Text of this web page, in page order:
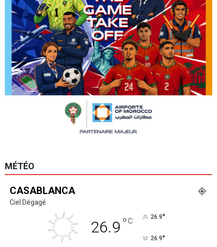
MÉTÉO
CASABLANCA
Ciel Dégagé
26.9 °C 26.9°
26.9°